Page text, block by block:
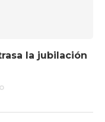
la jubilación